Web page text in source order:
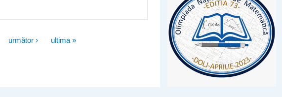
următor › ultima »